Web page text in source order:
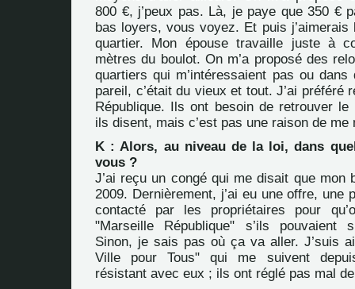
800 €, j’peux pas. Là, je paye que 350 €
bas loyers, vous voyez. Et puis j’aimerais
quartier. Mon épouse travaille juste à
mètres du boulot. On m’a proposé des
quartiers qui m’intéressaient pas ou
pareil, c’était du vieux et tout. J’ai préféré
République. Ils ont besoin de retrouver le
ils disent, mais c’est pas une raison de me
K : Alors, au niveau de la loi, dans
vous ?
J’ai reçu un congé qui me disait que mon
2009. Dernièrement, j’ai eu une offre, une
contacté par les propriétaires pour
"Marseille République" s’ils pouvaient
Sinon, je sais pas où ça va aller. J’suis
Ville pour Tous" qui me suivent
résistant avec eux ; ils ont réglé pas mal